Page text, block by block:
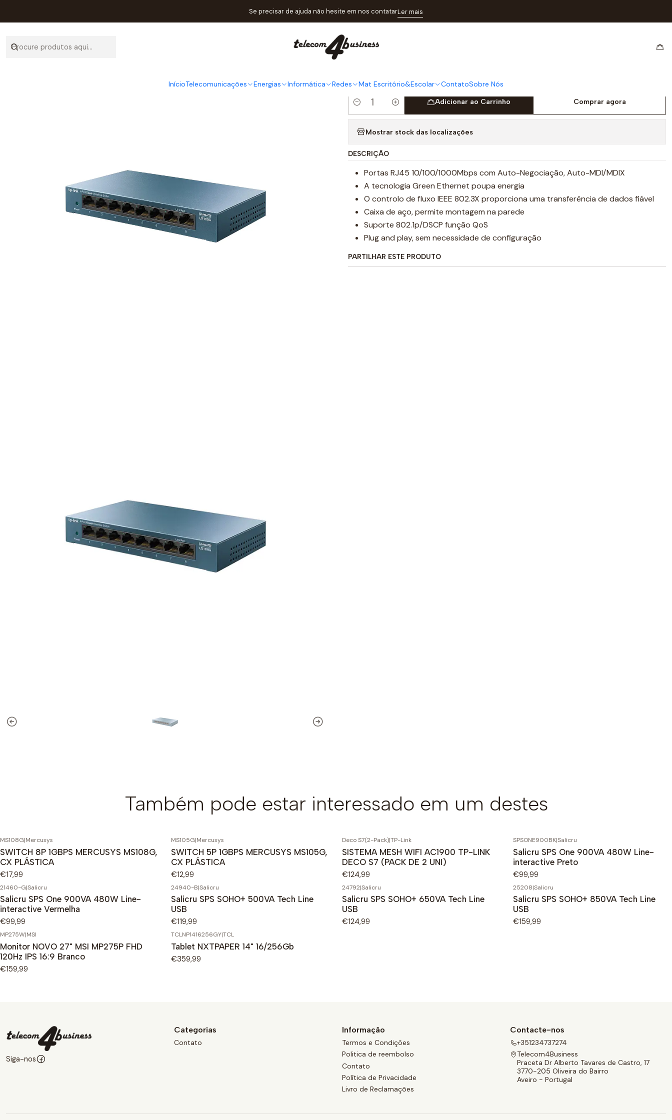
InícioTelecomunicações Energias Informática Redes Mat Escritório&Escolar ContatoSobre Nós
Se precisar de ajuda não hesite em nos contatarLer mais
Redes Switches SWITCH 8P GIGABIT TP-LINK LS108G - CAIXA METALICA
|SWITCH 8P GIGABIT TP-LINK
Quantidade
Adicionar ao Carrinho Comprar agora
Mostrar stock das localizações
DESCRIÇÃO
Portas RJ45 10/100/1000Mbps com Auto-Negociação, Auto-MDI/MDIX
A tecnologia Green Ethernet poupa energia
O controlo de fluxo IEEE 802.3X proporciona uma transferência de dados fiável
Caixa de aço, permite montagem na parede
Suporte 802.1p/DSCP função QoS
Plug and play, sem necessidade de configuração
PARTILHAR ESTE PRODUTO
Também pode estar interessado em um destes
MS108G|Mercusys
SWITCH 8P 1GBPS MERCUSYS MS108G,
CX PLÁSTICA
€17,99
MS105G|Mercusys
SWITCH 5P 1GBPS MERCUSYS MS105G,
CX PLÁSTICA
€12,99
Deco S7(2-Pack)|TP-Link
SISTEMA MESH WIFI AC1900 TP-LINK
DECO S7 (PACK DE 2 UNI)
€124,99
SPSONE900BK|Salicru
Salicru SPS One 900VA 480W Line-
interactive Preto
€99,99
21460-G|Salicru
Salicru SPS One 900VA 480W Line-
interactive Vermelha
€99,99
24940-B|Salicru
Salicru SPS SOHO+ 500VA Tech Line
USB
€119,99
24792|Salicru
Salicru SPS SOHO+ 650VA Tech Line
USB
€124,99
25208|Salicru
Salicru SPS SOHO+ 850VA Tech Line
USB
€159,99
MP275W|MSI
Monitor NOVO 27" MSI MP275P FHD
120Hz IPS 16:9 Branco
€159,99
TCLNP1416256GY|TCL
Tablet NXTPAPER 14" 16/256Gb
€359,99
Siga-nos
Categorias
Contato
Informação
Termos e Condições
Politica de reembolso
Contato
Política de Privacidade
Livro de Reclamações
Contacte-nos
+351234737274
Telecom4Business
Praceta Dr Alberto Tavares de Castro, 17
3770-205 Oliveira do Bairro
Aveiro - Portugal